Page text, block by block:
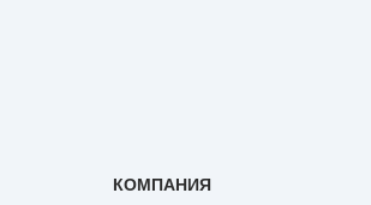
КОМПАНИЯ